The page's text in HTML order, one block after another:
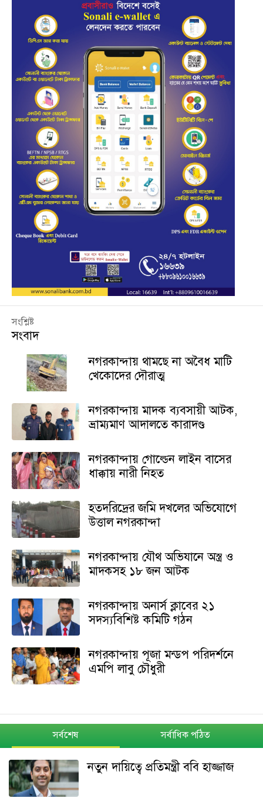
সংশ্লিষ্ট
সংবাদ
নগরকান্দায় থামছে না অবৈধ মাটি
খেকোদের দৌরাত্ম
নগরকান্দায় মাদক ব্যবসায়ী আটক,
ভ্রাম্যমাণ আদালতে কারাদণ্ড
নগরকান্দায় গোল্ডেন লাইন বাসের
ধাক্কায় নারী নিহত
হতদরিদ্রের জমি দখলের অভিযোগে
উত্তাল নগরকান্দা
নগরকান্দায় যৌথ অভিযানে অস্ত্র ও
মাদকসহ ১৮ জন আটক
নগরকান্দায় অনার্স ক্লাবের ২১
সদস্যবিশিষ্ট কমিটি গঠন
নগরকান্দায় পূজা মন্ডপ পরিদর্শনে
এমপি লাবু চৌধুরী
সর্বশেষ সর্বাধিক পঠিত
নতুন দায়িত্বে প্রতিমন্ত্রী ববি হাজ্জাজ